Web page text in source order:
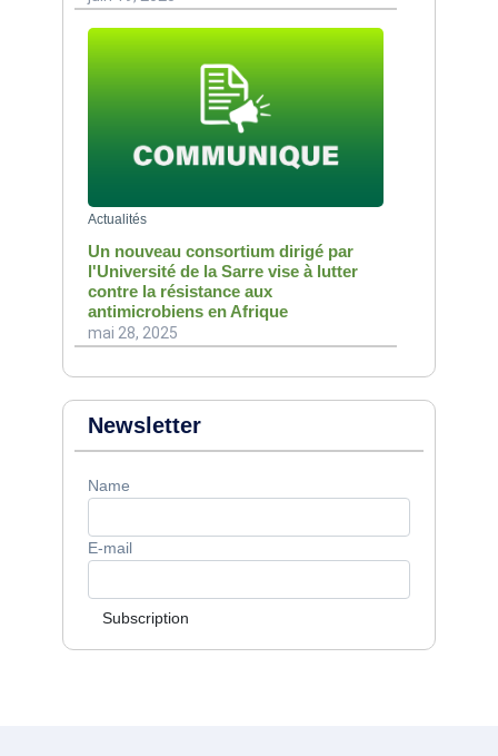
Actualités
Un nouveau consortium dirigé par
l'Université de la Sarre vise à lutter
contre la résistance aux
antimicrobiens en Afrique
mai 28, 2025
Newsletter
Name
E-mail
Subscription